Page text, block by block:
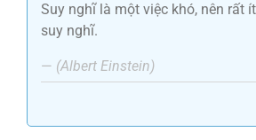
Suy nghĩ là một việc khó, nên rất
suy nghĩ.
— (Albert Einstein)